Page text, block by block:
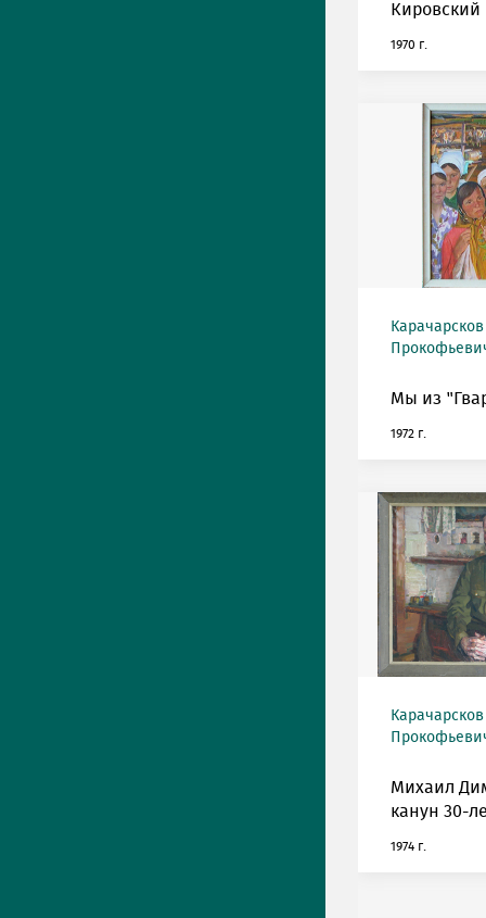
Кировский
1970 г.
Мы из
1972 г.
Михаил
канун 30-
1974 г.